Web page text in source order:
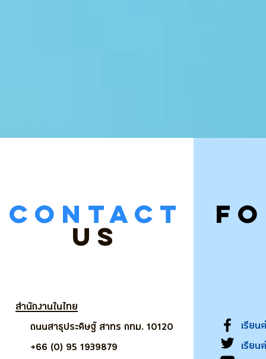
CONTACT
US
สำนักงานในไทย
ถนนสาธุประดิษฐ์ สาทร กทม. 10120
+66 (0) 95 1939879
เรียน
เรียน